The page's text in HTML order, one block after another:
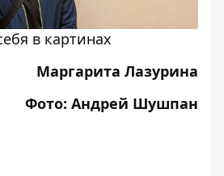
в картинах
Маргарита Лазурина
Фото: Андрей Шушпан